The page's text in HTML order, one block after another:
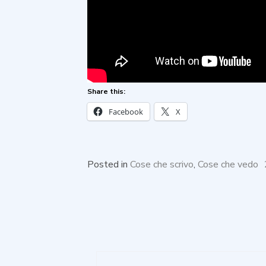
Share this:
Facebook X
Posted in Cose che scrivo, Cose che vedo